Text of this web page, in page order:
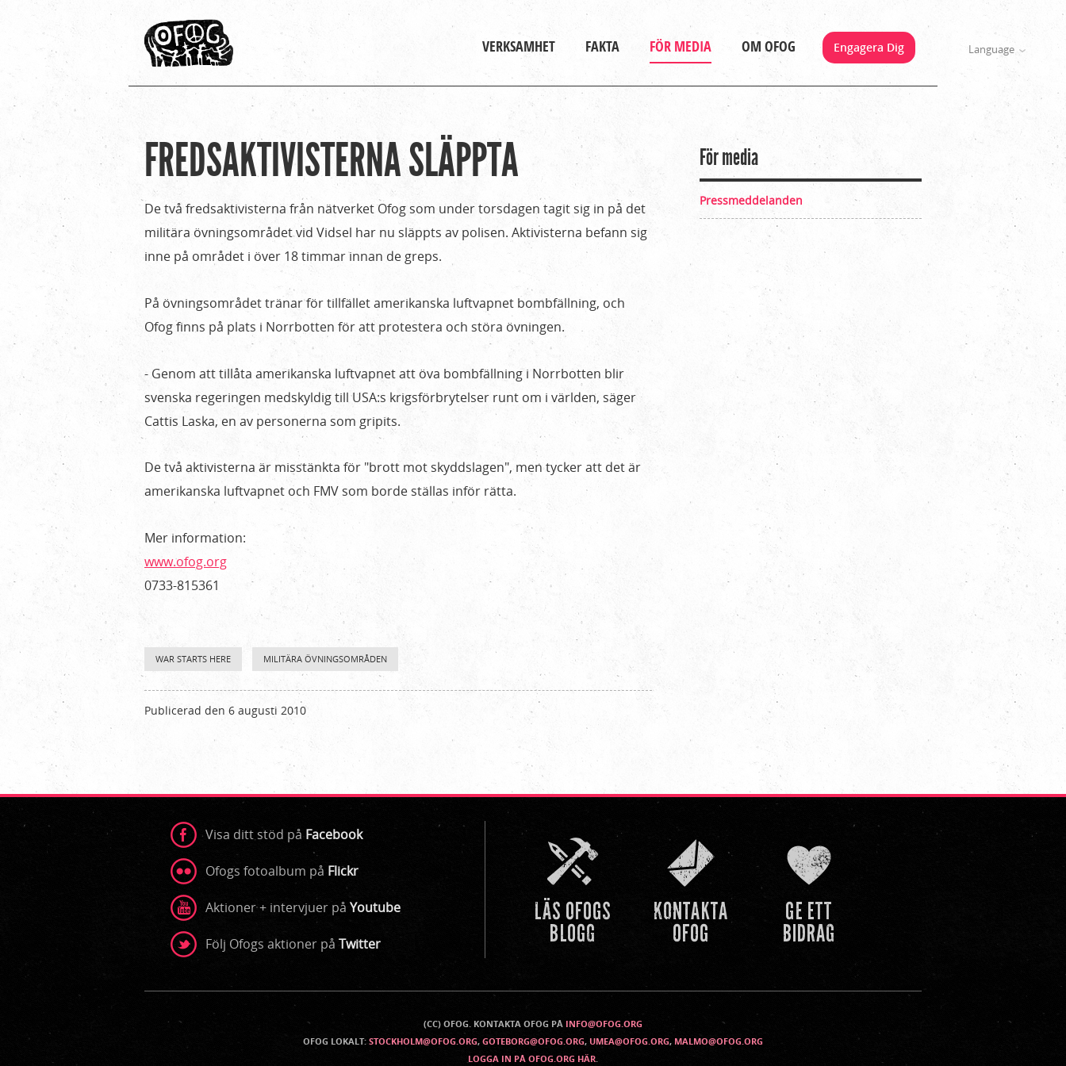
Gå till huvudinnehåll
Language
Huvudmeny
VERKSAMHET FAKTA FÖR MEDIA OM OFOG Engagera Dig
Du
är
här
Hem
›
Pressmeddelanden
Fredsaktivisterna
släppta
FREDSAKTIVISTERNA SLÄPPTA
De två fredsaktivisterna från nätverket Ofog som under torsdagen tagit sig in på det
militära övningsområdet vid Vidsel har nu släppts av polisen. Aktivisterna befann sig
inne på området i över 18 timmar innan de greps.
På övningsområdet tränar för tillfället amerikanska luftvapnet bombfällning, och
Ofog finns på plats i Norrbotten för att protestera och störa övningen.
- Genom att tillåta amerikanska luftvapnet att öva bombfällning i Norrbotten blir
svenska regeringen medskyldig till USA:s krigsförbrytelser runt om i världen, säger
Cattis Laska, en av personerna som gripits.
De två aktivisterna är misstänkta för "brott mot skyddslagen", men tycker att det är
amerikanska luftvapnet och FMV som borde ställas inför rätta.
Mer information:
www.ofog.org
0733-815361
WAR STARTS HERE MILITÄRA ÖVNINGSOMRÅDEN
Publicerad den 6 augusti 2010
För media
Pressmeddelanden
Visa ditt stöd på Facebook
Ofogs fotoalbum på Flickr
Aktioner + intervjuer på Youtube
Följ Ofogs aktioner på Twitter
Kontaktinfo (CC) OFOG. KONTAKTA OFOG PÅ INFO@OFOG.ORG
OFOG LOKALT: STOCKHOLM@OFOG.ORG, GOTEBORG@OFOG.ORG, UMEA@OFOG.ORG, MALMO@OFOG.ORG
LOGGA IN PÅ OFOG.ORG HÄR